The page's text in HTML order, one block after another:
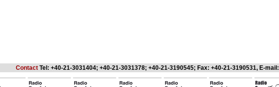
Contact Tel: +40-21-3031404; +40-21-3031378; +40-21-3190545; Fax: +40-21-3190531, E-mail: